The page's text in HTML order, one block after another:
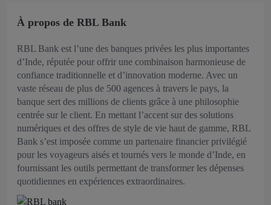
À propos de RBL Bank
RBL Bank est l’une des banques privées les plus importantes
d’Inde, réputée pour offrir une combinaison harmonieuse de
confiance traditionnelle et d’innovation moderne. Avec un
vaste réseau de plus de 500 agences à travers le pays, la
banque sert des millions de clients grâce à une philosophie
centrée sur le client. En mettant l’accent sur des solutions
numériques et des offres de style de vie haut de gamme, RBL
Bank s’est imposée comme un partenaire financier privilégié
pour les voyageurs aisés et tournés vers le monde d’Inde, en
fournissant les outils permettant de transformer les dépenses
quotidiennes en expériences extraordinaires.